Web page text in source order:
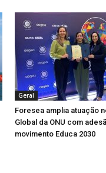
Geral
Foresea amplia atuação
Global da ONU com
movimento Educa 2030